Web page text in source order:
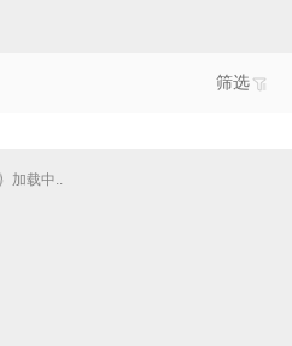
筛选
加载中..